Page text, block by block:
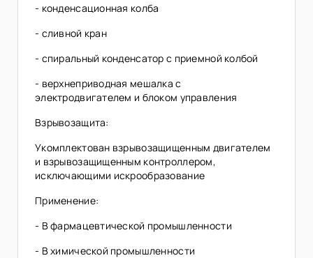
- конденсационная колба
- сливной кран
- спиральный конденсатор с приемной колбой
- верхнеприводная мешалка с
электродвигателем и блоком управления
Взрывозащита:
Укомплектован взрывозащищенным двигателем
и взрывозащищенным контроллером,
исключающими искрообразование
Применение:
- В фармацевтической промышленности
- В химической промышленности